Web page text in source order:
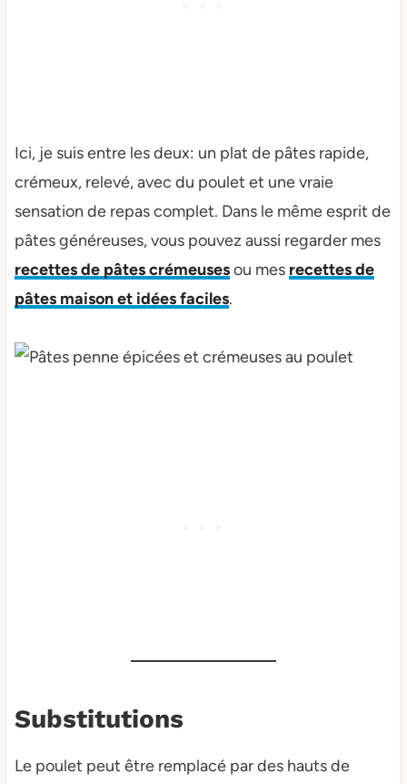
Ici, je suis entre les deux: un plat de pâtes rapide,
crémeux, relevé, avec du poulet et une vraie
sensation de repas complet. Dans le même esprit de
pâtes généreuses, vous pouvez aussi regarder mes
recettes de pâtes crémeusesou mes recettes de
pâtes maison et idées faciles.
Substitutions
Le poulet peut être remplacé par des hauts de